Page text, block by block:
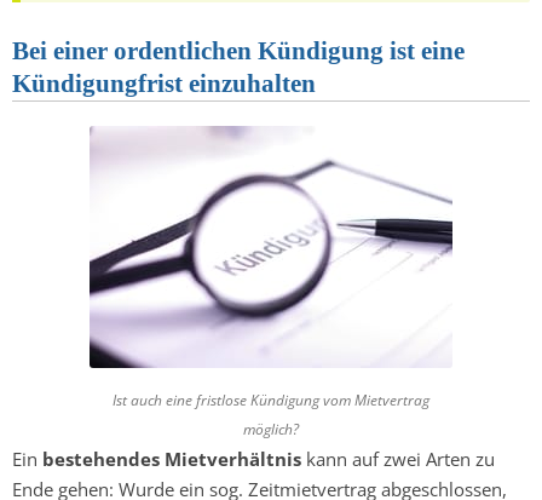
Bei einer ordentlichen Kündigung ist eine
Kündigungfrist einzuhalten
Ist auch eine fristlose Kündigung vom Mietvertrag
möglich?
Ein bestehendes Mietverhältnis kann auf zwei Arten zu
Ende gehen: Wurde ein sog. Zeitmietvertrag abgeschlossen,